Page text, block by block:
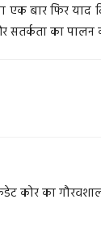
एक बार फिर याद
सतर्कता का पालन
कैडेट कोर का